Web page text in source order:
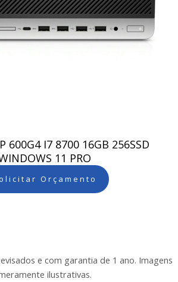
600G4 I7 8700 16GB 256SSD
11 PRO
Orçamento
e com garantia de 1 ano. Imagens
ilustrativas.